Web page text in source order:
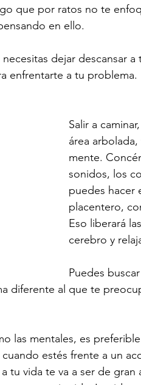
que por ratos no te
en ello.
dejar descansar
enfrentarte a tu problema.
Salir a
área
mente.
sonidos, los
puedes hacer
placentero,
Eso liberará
cerebro y
Puedes
diferente al que te
las mentales, es
estés frente a un
tu vida te va a ser de gran